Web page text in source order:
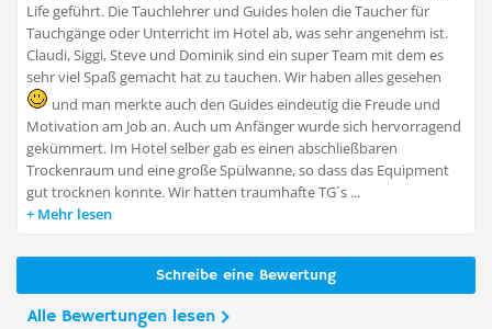
Life geführt. Die Tauchlehrer und Guides holen die Taucher für
Tauchgänge oder Unterricht im Hotel ab, was sehr angenehm ist.
Claudi, Siggi, Steve und Dominik sind ein super Team mit dem es
sehr viel Spaß gemacht hat zu tauchen. Wir haben alles gesehen
und man merkte auch den Guides eindeutig die Freude und
Motivation am Job an. Auch um Anfänger wurde sich hervorragend
gekümmert. Im Hotel selber gab es einen abschließbaren
Trockenraum und eine große Spülwanne, so dass das Equipment
gut trocknen konnte. Wir hatten traumhafte TG´s ...
Mehr lesen
Schreibe eine Bewertung
Alle Bewertungen lesen